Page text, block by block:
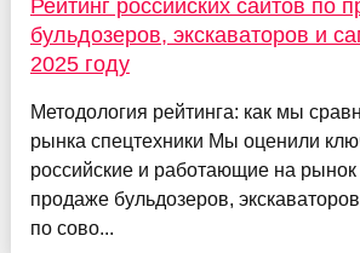
Рейтинг российских сайтов по
бульдозеров, экскаваторов и
2025 году
Методология рейтинга: как мы
рынка спецтехники Мы оценили
российские и работающие на
продаже бульдозеров,
по сово...